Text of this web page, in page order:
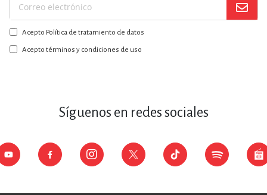
Suscríbase
a
nuestro
boletín:
Acepto Política de tratamiento de datos
Acepto términos y condiciones de uso
Síguenos en redes sociales